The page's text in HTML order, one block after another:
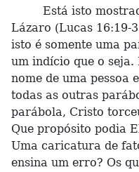
Está isto
Lázaro (Lucas 16:19-
isto é somente uma
um indício que o seja.
nome de uma pessoa
todas as outras
parábola, Cristo
Que propósito podia
Uma caricatura de
ensina um erro? Os